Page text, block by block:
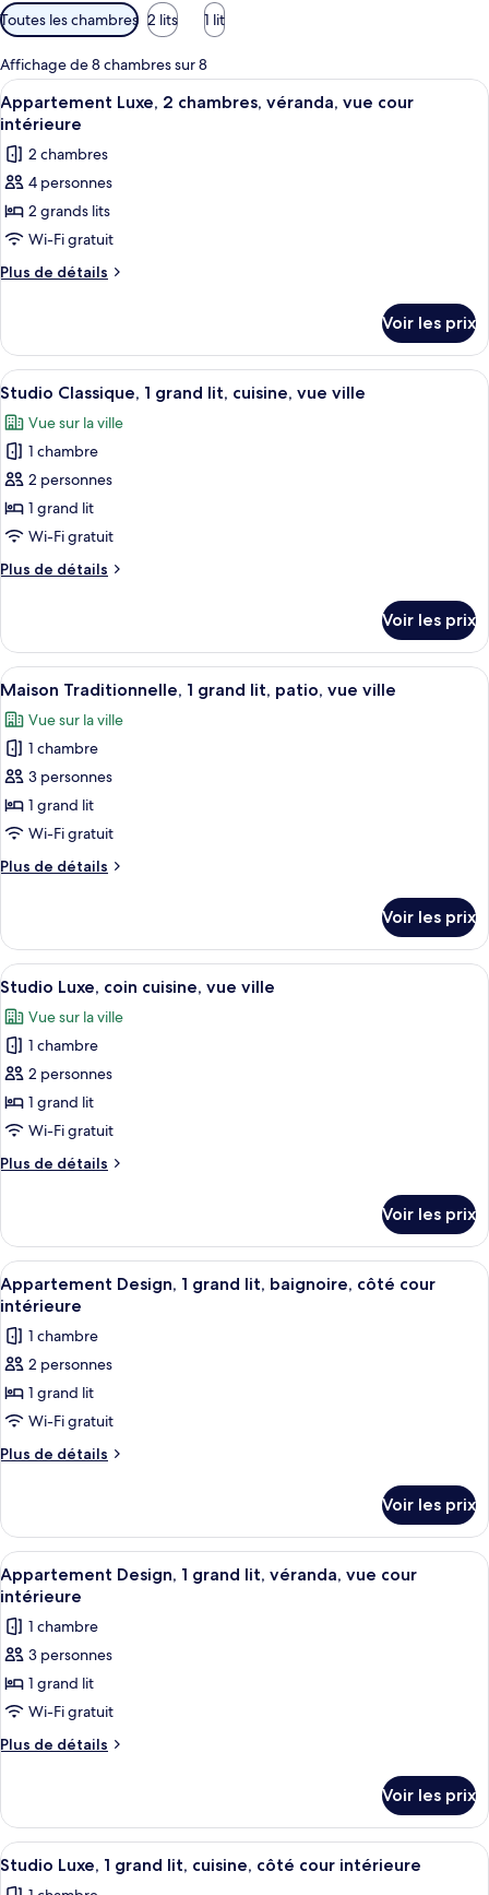
l
e
s
Filtres
disponibles
pour
les
chambres
Toutes les chambres 2 lits 1 lit
Affichage de 8 chambres sur 8
Afficher
toutes
les
photos
pour
ce
type
de
Luxe,
2
chambres,
véranda,
vue
cour
intérieure
Une chambre à coucher avec un lit,
14
Appartement Luxe, 2 chambres, véranda, vue cour
intérieure
2 chambres
4 personnes
2 grands lits
Wi-Fi gratuit
Plus de détails
Plus
le
type
de
Appartement
Luxe,
chambres,
véranda,
vue
cour
intérieure
Voir les prix
Afficher
toutes
les
photos
pour
ce
type
chambre :
grand
lit,
cuisine,
vue
ville
Une chambre à coucher avec un
14
Studio Classique, 1 grand lit, cuisine, vue ville
Vue sur la ville
1 chambre
2 personnes
1 grand lit
Wi-Fi gratuit
Plus de détails
Plus
le
type
de
Studio
Classique,
grand
lit,
cuisine,
vue
ville
Voir les prix
Afficher
toutes
les
photos
pour
ce
type
chambre :
grand
lit,
patio,
vue
ville
Un canapé d’angle en cuir marron
13
Maison Traditionnelle, 1 grand lit, patio, vue ville
Vue sur la ville
1 chambre
3 personnes
1 grand lit
Wi-Fi gratuit
Plus de détails
Plus
le
type
de
Maison
Traditionnelle,
grand
lit,
patio,
vue
ville
Voir les prix
Afficher
toutes
les
photos
pour
ce
type
chambre :
coin
cuisine,
vue
ville
Une chambre à coucher avec un
9
Studio Luxe, coin cuisine, vue ville
Vue sur la ville
1 chambre
2 personnes
1 grand lit
Wi-Fi gratuit
Plus de détails
Plus
le
type
de
chambre
Luxe,
coin
cuisine,
vue
ville
Voir les prix
Afficher
toutes
les
photos
pour
ce
type
de
Design,
grand
lit,
baignoire,
côté
cour
intérieure
Une chambre à coucher avec un lit,
24
Appartement Design, 1 grand lit, baignoire, côté cour
intérieure
1 chambre
2 personnes
1 grand lit
Wi-Fi gratuit
Plus de détails
Plus
le
type
de
chambre
Design,
grand
lit,
baignoire,
cour
Voir les prix
Afficher
toutes
les
photos
pour
ce
type
de
Design,
grand
lit,
Une chambre avec un grand lit, un
21
Appartement Design, 1 grand lit, véranda, vue cour
intérieure
1 chambre
3 personnes
1 grand lit
Wi-Fi gratuit
Plus de détails
Plus
le
type
de
Voir les prix
Afficher
toutes
Studio Luxe, 1 grand lit, cuisine,
11
Studio Luxe, 1 grand lit, cuisine, côté cour intérieure